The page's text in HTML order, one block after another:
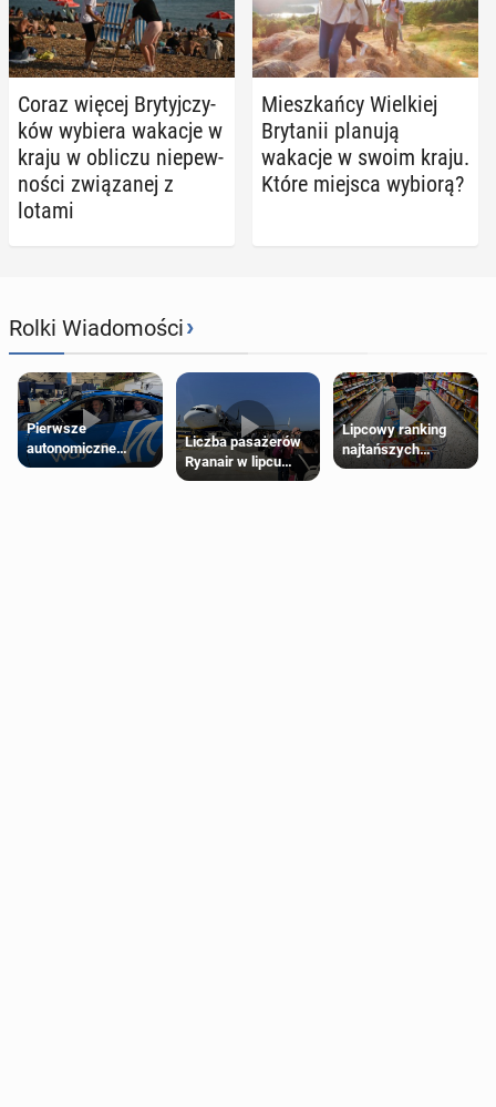
Coraz więcej Bry­tyj­czy­
ków wybiera wakacje w
kraju w obliczu nie­pew­
no­ści zwią­za­nej z
lotami
Miesz­kań­cy Wiel­kiej
Bry­ta­nii planują
wakacje w swoim kraju.
Które miejsca wybiorą?
Rolki Wiadomości›
Pierwsze
autonomiczne
Ubery pojawią się
Liczba pasażerów
Ryanair w lipcu
pobiła rekord
Lipcowy ranking
najtańszych
supermarketów